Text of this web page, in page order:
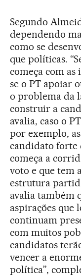
Segundo
dependendo
como se
que políticas.
começa com as
se o PT apoiar
o problema da
construir a
avalia, caso o
por exemplo,
candidato forte
começa a
voto e que tem
estrutura
avalia também
aspirações que
continuam
com muitos
candidatos
vencer a
política”,